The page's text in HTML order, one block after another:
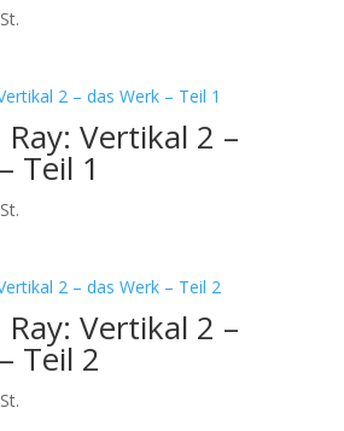
Vertikal 2 –
Teil 1
Vertikal 2 –
Teil 2